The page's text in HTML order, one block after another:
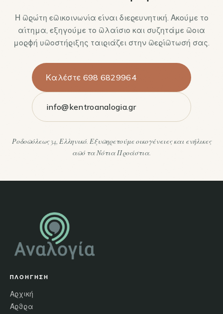
Η πρώτη επικοινωνία είναι διερευνητική. Ακούμε το
αίτημα, εξηγούμε το πλαίσιο και συζητάμε ποια
μορφή υποστήριξης ταιριάζει στην περίπτωσή σας.
Καλέστε 698 6829964
info@kentroanalogia.gr
Ροδοπόλεως 34, Ελληνικό. Εξυπηρετούμε οικογένειες και ενήλικες
από τα Νότια Προάστια.
ΠΛΟΉΓΗΣΗ
Αρχική
Άρθρα